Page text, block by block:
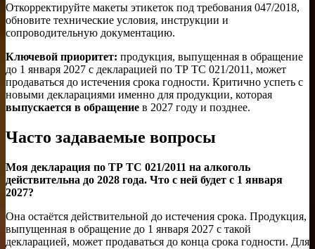
Откорректируйте макеты этикеток под требования 047/2018,
обновите технические условия, инструкции и
сопроводительную документацию.
Ключевой приоритет: продукция, выпущенная в обращение
до 1 января 2027 с декларацией по ТР ТС 021/2011, может
продаваться до истечения срока годности. Критично успеть с
новыми декларациями именно для продукции, которая
выпускается в обращение в 2027 году и позднее.
Часто задаваемые вопросы
Моя декларация по ТР ТС 021/2011 на алкоголь
действительна до 2028 года. Что с ней будет с 1 января
2027?
Она остаётся действительной до истечения срока. Продукция,
выпущенная в обращение до 1 января 2027 с такой
декларацией, может продаваться до конца срока годности. Для